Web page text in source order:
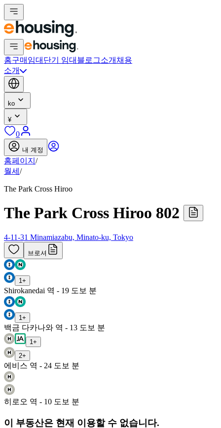
홈구매 임대 단기 임대 블로그소개 채용
소개
ko
¥
0
내 계정
홈페이지 /
월세 /
The Park Cross Hiroo
The Park Cross Hiroo 802
4-11-31 Minamiazabu, Minato-ku, Tokyo
브로셔
1 +
Shirokanedai 역 - 19 도보 분
1 +
백금 다카나와 역 - 13 도보 분
1 +
2+
에비스 역 - 24 도보 분
히로오 역 - 10 도보 분
이 부동산은 현재 이용할 수 없습니다.